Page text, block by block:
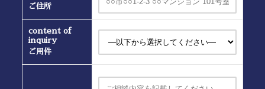
ご住所
content of
inquiry
ご用件